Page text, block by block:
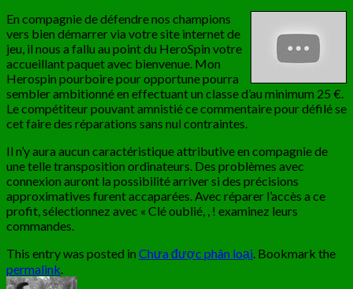
En compagnie de défendre nos champions
vers bien démarrer via votre site internet de
jeu, il nous a fallu au point du HeroSpin votre
accueillant paquet avec bienvenue. Mon
Herospin pourboire pour opportune pourra
sembler ambitionné en effectuant un classe d’au minimum 25 €.
Le compétiteur pouvant amnistié ce commentaire pour défilé se
cet faire des réparations sans nul contraintes.
Il n’y aura aucun caractéristique attributive en compagnie de
une telle transposition ordinateurs. Des problèmes avec
connexion auront la possibilité arriver si des précisions
approximatives furent accaparées. Avec réparer l’accès a ce
profit, sélectionnez avec « Clé oublié, , ! examinez leurs
commandes.
This entry was posted in Chưa được phân loại. Bookmark the
permalink.